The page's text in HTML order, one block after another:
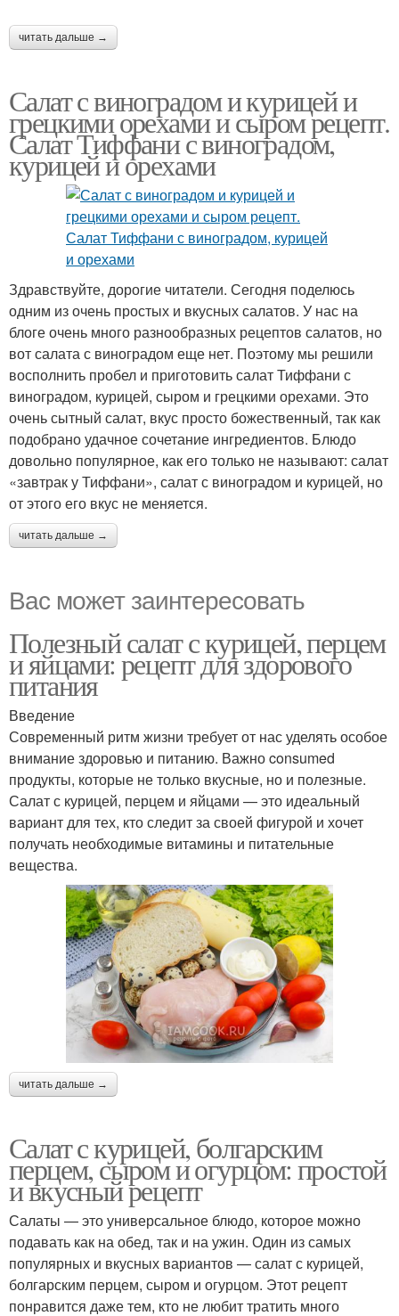
читать дальше →
Салат с виноградом и курицей и
грецкими орехами и сыром рецепт.
Салат Тиффани с виноградом,
курицей и орехами
Здравствуйте, дорогие читатели. Сегодня поделюсь
одним из очень простых и вкусных салатов. У нас на
блоге очень много разнообразных рецептов салатов, но
вот салата с виноградом еще нет. Поэтому мы решили
восполнить пробел и приготовить салат Тиффани с
виноградом, курицей, сыром и грецкими орехами. Это
очень сытный салат, вкус просто божественный, так как
подобрано удачное сочетание ингредиентов. Блюдо
довольно популярное, как его только не называют: салат
«завтрак у Тиффани», салат с виноградом и курицей, но
от этого его вкус не меняется.
читать дальше →
Вас может заинтересовать
Полезный салат с курицей, перцем
и яйцами: рецепт для здорового
питания
Введение
Современный ритм жизни требует от нас уделять особое
внимание здоровью и питанию. Важно consumed
продукты, которые не только вкусные, но и полезные.
Салат с курицей, перцем и яйцами — это идеальный
вариант для тех, кто следит за своей фигурой и хочет
получать необходимые витамины и питательные
вещества.
читать дальше →
Салат с курицей, болгарским
перцем, сыром и огурцом: простой
и вкусный рецепт
Салаты — это универсальное блюдо, которое можно
подавать как на обед, так и на ужин. Один из самых
популярных и вкусных вариантов — салат с курицей,
болгарским перцем, сыром и огурцом. Этот рецепт
понравится даже тем, кто не любит тратить много